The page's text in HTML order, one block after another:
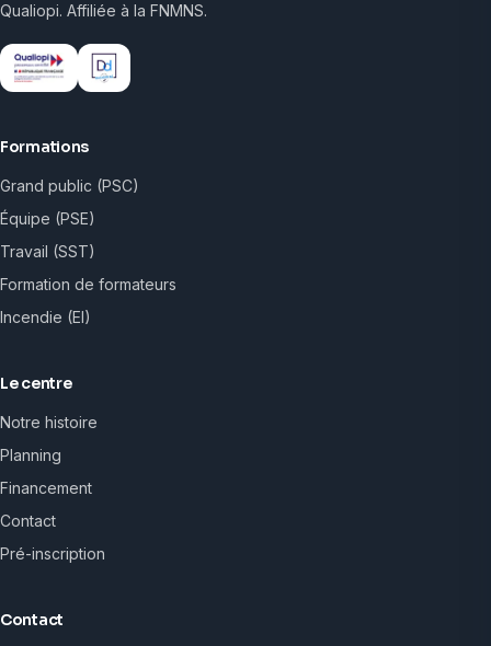
Qualiopi. Affiliée à la FNMNS.
Formations
Grand public (PSC)
Équipe (PSE)
Travail (SST)
Formation de formateurs
Incendie (EI)
Le centre
Notre histoire
Planning
Financement
Contact
Pré-inscription
Contact